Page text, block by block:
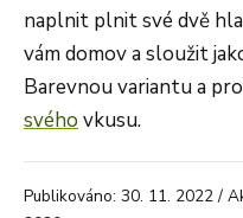
naplnit plnit své dvě
vám domov a sloužit
Barevnou variantu a
svého vkusu.
Publikováno: 30. 11. 2022 /